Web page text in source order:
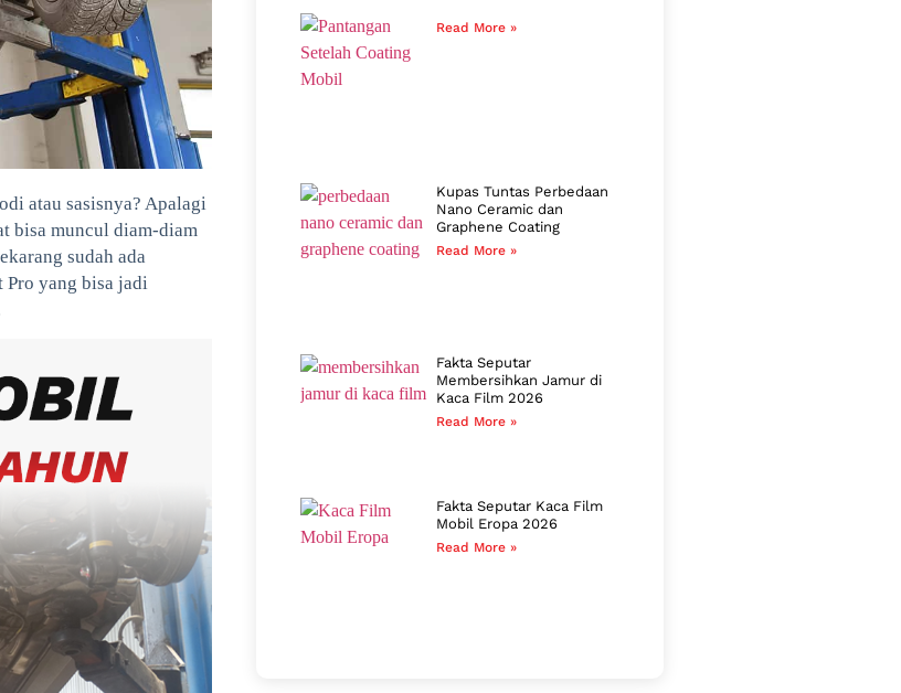
atau sasisnya? Apalagi
bisa muncul diam-diam
sudah ada
yang bisa jadi
Read More »
Kupas Tuntas Perbedaan
Nano Ceramic dan
Graphene Coating
Read More »
Fakta Seputar
Membersihkan Jamur di
Kaca Film 2026
Read More »
Fakta Seputar Kaca Film
Mobil Eropa 2026
Read More »